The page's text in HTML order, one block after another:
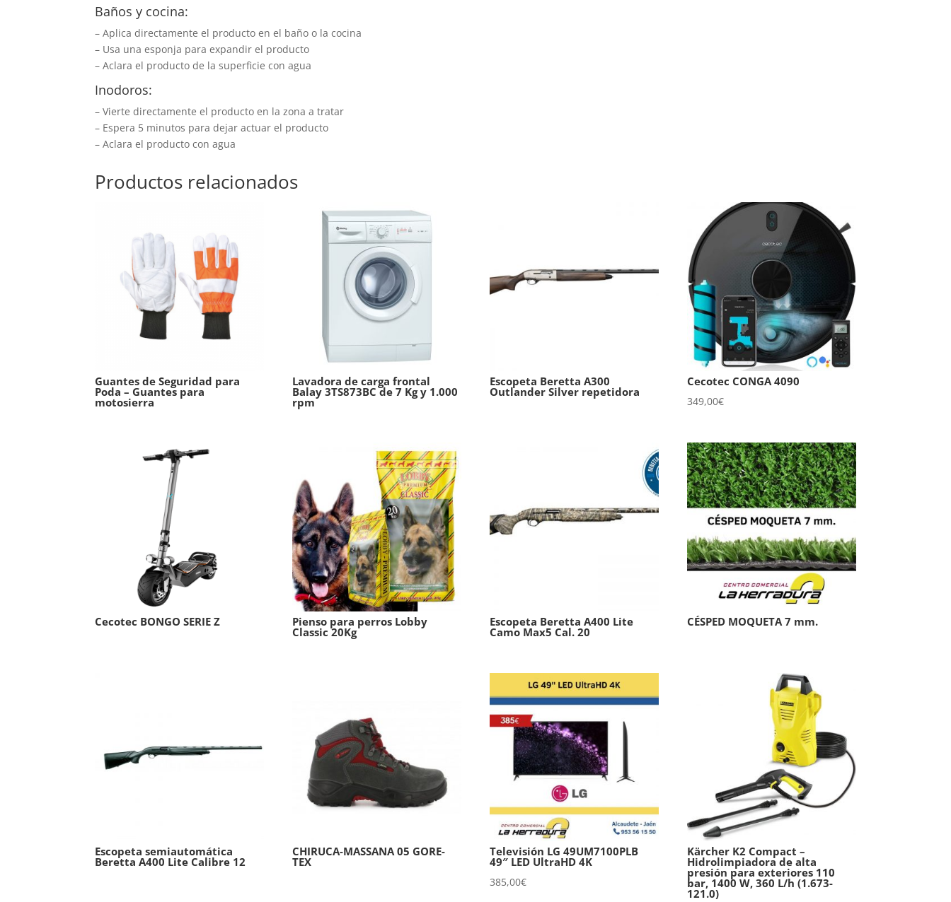
Baños y cocina:
– Aplica directamente el producto en el baño o la cocina
– Usa una esponja para expandir el producto
– Aclara el producto de la superficie con agua
Inodoros:
– Vierte directamente el producto en la zona a tratar
– Espera 5 minutos para dejar actuar el producto
– Aclara el producto con agua
Productos relacionados
Guantes de Seguridad para
Poda – Guantes para
motosierra
Lavadora de carga frontal
Balay 3TS873BC de 7 Kg y 1.000
rpm
Escopeta Beretta A300
Outlander Silver repetidora
Cecotec CONGA 4090
349,00€
Cecotec BONGO SERIE Z Pienso para perros Lobby
Classic 20Kg
Escopeta Beretta A400 Lite
Camo Max5 Cal. 20
CÉSPED MOQUETA 7 mm.
Escopeta semiautomática
Beretta A400 Lite Calibre 12
CHIRUCA-MASSANA 05 GORE-
TEX
Televisión LG 49UM7100PLB
49″ LED UltraHD 4K
385,00€
Kärcher K2 Compact –
Hidrolimpiadora de alta
presión para exteriores 110
bar, 1400 W, 360 L/h (1.673-
121.0)